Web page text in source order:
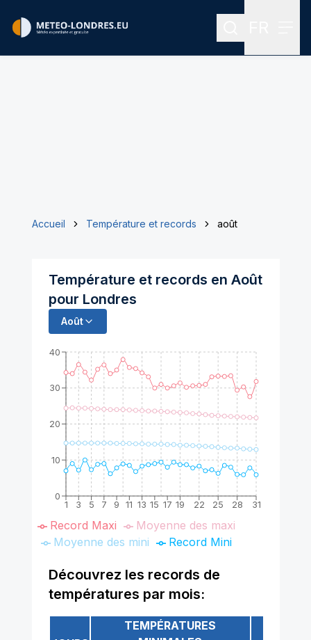
Rechercher
Accueil Température et records août
Température et records en Août
pour Londres
Août
1 3 5 7 9 11 13 15 17 19 22 25 28 31
0
10
20
30
40
Record Maxi
Moyenne des maxi
Moyenne des mini
Record Mini
Découvrez les records de
températures par mois:
TEMPÉRATURES